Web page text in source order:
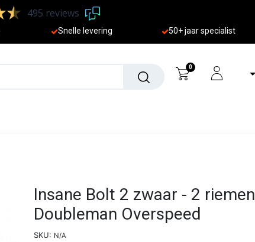
495 reviews
Sne lle levering 50+ jaar specialist
0
Insane Bolt 2 zwaar - 2 riemen
Doubleman Overspeed
SKU: N/A